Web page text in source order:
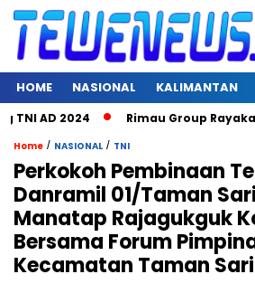
HOME NASIONAL KALIMANTAN
AD 2024 Rimau Group Rayakan
Home / NASIONAL / TNI
Perkokoh Pembinaan
Danramil 01/Taman
Manatap Rajagukguk
Bersama Forum
Kecamatan Taman Sari